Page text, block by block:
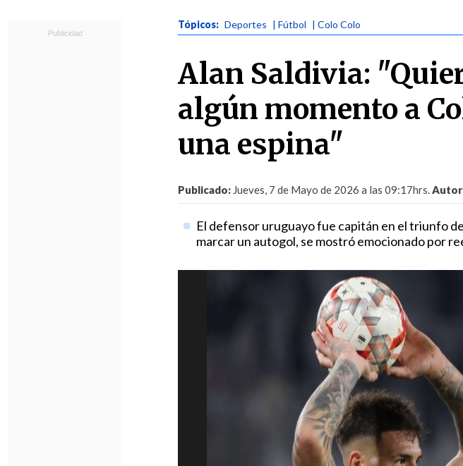
Tópicos: Deportes | Fútbol | Colo Colo
Alan Saldivia:
algún momento a
una espina"
Publicado: Jueves, 7 de Mayo de 2026 a las 09:17hrs.
El defensor uruguayo fue capitán en el triunfo
marcar un autogol, se mostró emocionado por